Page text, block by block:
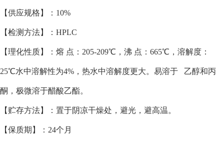
【供应规格】：10%
【检测方法】：HPLC
【理化性质】：熔 点：205-209℃，沸 点：665℃，溶解度：
25℃水中溶解性为4%，热水中溶解度更大。易溶于 乙醇和丙
酮，极微溶于醋酸乙酯。
【贮存方法】：置于阴凉干燥处，避光，避高温。
【保质期】：24个月